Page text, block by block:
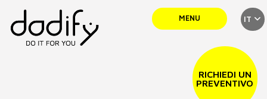
MENU IT
RICHIEDI UN
PREVENTIVO